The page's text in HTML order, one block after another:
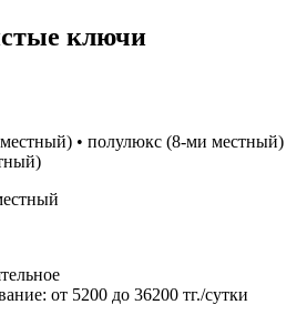
ключи
• полулюкс (8-ми местный)
от 5200 до 36200 тг./сутки